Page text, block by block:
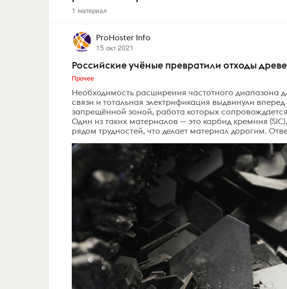
1 материал
ProHoster Info
15 окт 2021
Российские учёные превратили отходы
Прочее
Необходимость расширения частотного диапазона
связи и тотальная электрификация выдвинули
запрещённой зоной, работа которых
Один из таких материалов — это карбид кремния
рядом трудностей, что делает материал дорогим.